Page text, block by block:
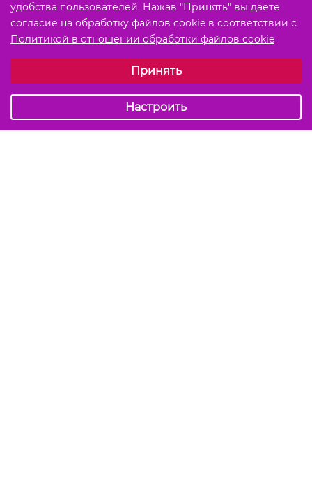
удобства пользователей. Нажав "Принять" вы даете
согласие на обработку файлов cookie в соответствии с
Политикой в отношении обработки файлов cookie
Обязательные (технические)Принять
Настроить